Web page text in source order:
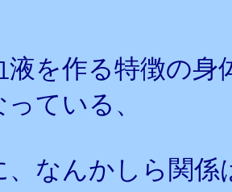
液を作る特徴の
ている、
、なんかしら関